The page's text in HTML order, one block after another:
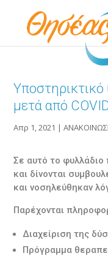
μετά από
Απρ 1, 2021 |
Σε αυτό το φυλλάδιο
και δίνονται
και νοσηλεύθηκαν
Παρέχονται
Διαχείριση της
Πρόγραμμα